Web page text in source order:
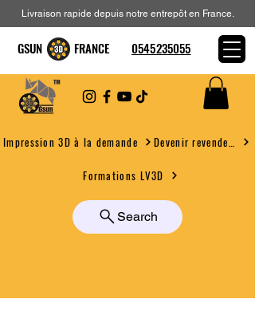
Impression 3D à la demande
Formations LV3D
Search
Livraison rapide depuis notre entrepôt en France.
GSUN FRANCE 0545235055